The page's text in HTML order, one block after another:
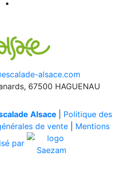
alsace.com
67500 HAGUENAU
Alsace
Politique des
de vente| Mentions
par